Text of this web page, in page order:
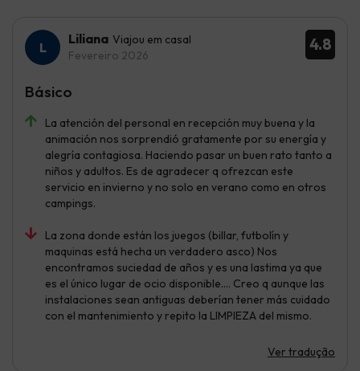
4.8
Liliana Viajou em casal
Fevereiro 2026
La atención del personal en recepción muy buena y la
animación nos sorprendió gratamente por su energía y
alegría contagiosa. Haciendo pasar un buen rato tanto a
niños y adultos. Es de agradecer q ofrezcan este
servicio en invierno y no solo en verano como en otros
campings.
La zona donde están los juegos (billar, futbolín y
maquinas está hecha un verdadero asco) Nos
encontramos suciedad de años y es una lastima ya que
es el único lugar de ocio disponible.... Creo q aunque las
instalaciones sean antiguas deberían tener más cuidado
con el mantenimiento y repito la LIMPIEZA del mismo.
Ver tradução
Básico